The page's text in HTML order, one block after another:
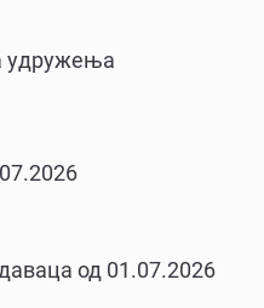
удружења
од 01.07.2026